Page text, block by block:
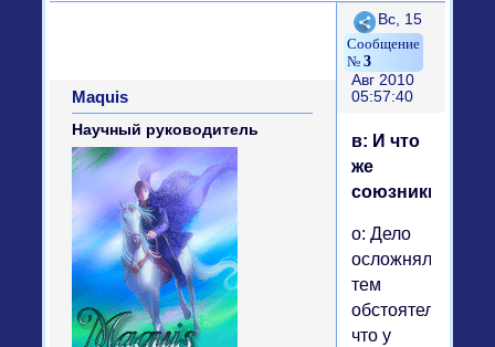
Поделиться
3
Вс, 15
Авг 2010
05:57:40
Maquis
Научный руководитель
в: И что
же
союзники?
о: Дело
осложнялось
тем
что у